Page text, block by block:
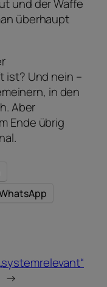
und der Waffe
überhaupt
ist? Und nein –
in den
Aber
Ende übrig
„systemrelevant“
→